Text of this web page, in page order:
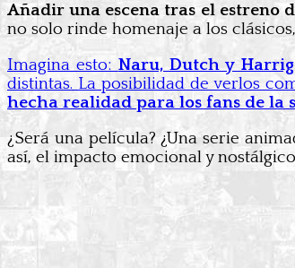
Añadir una escena tras el estreno
no solo rinde homenaje a los
Imagina esto: Naru, Dutch y
distintas. La posibilidad de verlos
hecha realidad para los fans de la
¿Será una película? ¿Una serie
así, el impacto emocional y